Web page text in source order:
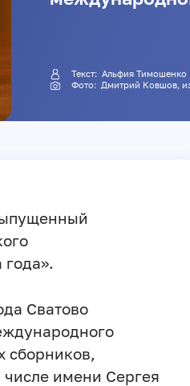
Текст:Альфия Тимошенко
Фото: Дмитрий Ковшов,
Сватово
сборников,
имени Сергея